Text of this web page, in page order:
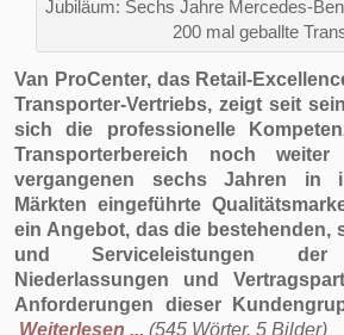
Jubiläum: Sechs Jahre Mercedes-
200 mal geballte
Van ProCenter, das Retail-
Transporter-Vertriebs, zeigt seit
sich die professionelle
Transporterbereich noch
vergangenen sechs Jahren in
Märkten eingeführte
ein Angebot, das die bestehenden,
und Serviceleistungen der
Niederlassungen und
Anforderungen dieser
Weiterlesen ... (545 Wörter, 5 Bilder)